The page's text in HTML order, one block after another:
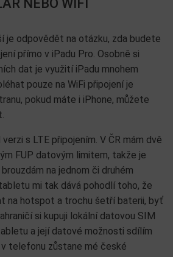
NEBO WIFI
je odpovědět na otázku, zda budete
přímo v iPadu Pro. Osobně si
dat je využití iPadu mnohem
pouze na WiFi připojení je
pokud máte i iPhone, můžete
s LTE připojením. V ČR mám dvě
FUP datovým limitem, takže je
na jednom či druhém
mi tak dává pohodlí toho, že
na hotspot a trochu šetří baterii, byť
si kupuji lokální datovou SIM
a její datové možnosti sdílím
v telefonu zůstane mé české